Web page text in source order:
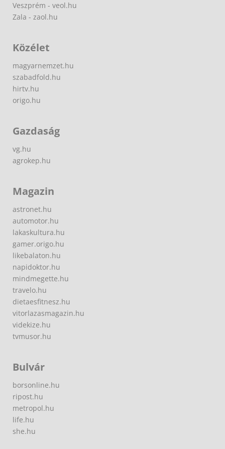
Veszprém - veol.hu
Zala - zaol.hu
Közélet
magyarnemzet.hu
szabadfold.hu
hirtv.hu
origo.hu
Gazdaság
vg.hu
agrokep.hu
Magazin
astronet.hu
automotor.hu
lakaskultura.hu
gamer.origo.hu
likebalaton.hu
napidoktor.hu
mindmegette.hu
travelo.hu
dietaesfitnesz.hu
vitorlazasmagazin.hu
videkize.hu
tvmusor.hu
Bulvár
borsonline.hu
ripost.hu
metropol.hu
life.hu
she.hu